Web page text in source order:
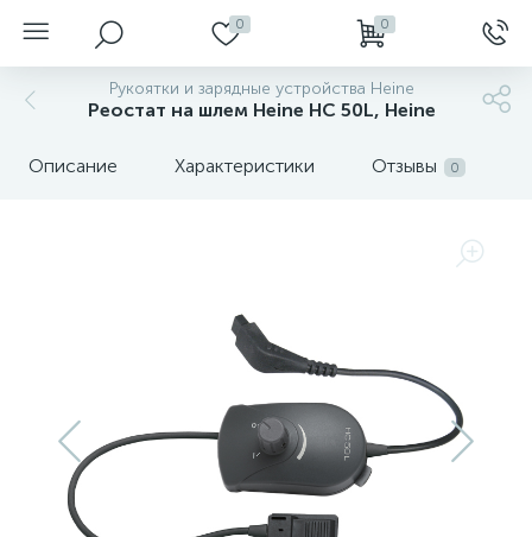
0 0
Рукоятки и зарядные устройства Heine
Реостат на шлем Heine HC 50L, Heine
Описание Характеристики Отзывы 0